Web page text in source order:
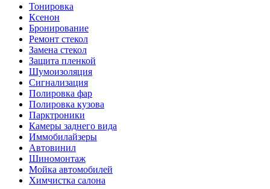
Тонировка
Ксенон
Бронирование
Ремонт стекол
Замена стекол
Защита пленкой
Шумоизоляция
Сигнализация
Полировка фар
Полировка кузова
Парктроники
Камеры заднего вида
Иммобилайзеры
Автовинил
Шиномонтаж
Мойка автомобилей
Химчистка салона